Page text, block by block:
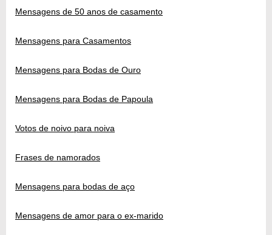
Mensagens de 50 anos de casamento
Mensagens para Casamentos
Mensagens para Bodas de Ouro
Mensagens para Bodas de Papoula
Votos de noivo para noiva
Frases de namorados
Mensagens para bodas de aço
Mensagens de amor para o ex-marido